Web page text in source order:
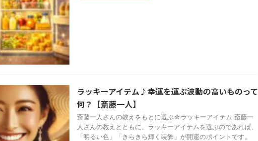
ラッキーアイテム♪幸運を運ぶ波動の高いものって
何？【斎藤一人】
斎藤一人さんの教えをもとに選ぶ☆ラッキーアイテム 斎藤一
人さんの教えとともに、ラッキーアイテムを選ぶのであれば、
「明るい色」「きらきら輝く装飾」が開運のポイントです。